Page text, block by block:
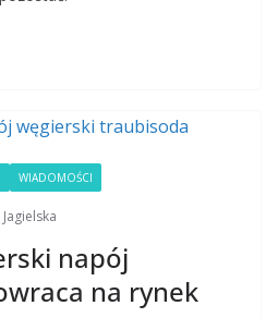
WIADOMOŚCI
napój
na rynek